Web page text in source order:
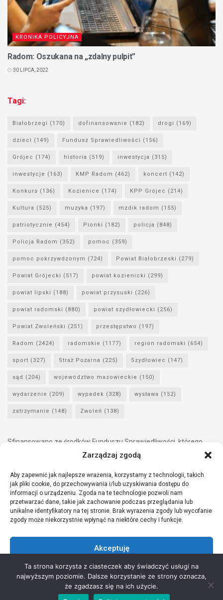
Zarządzaj zgodą
Aby zapewnić jak najlepsze wrażenia, korzystamy z technologii, takich
jak pliki cookie, do przechowywania i/lub uzyskiwania dostępu do
informacji o urządzeniu. Zgoda na te technologie pozwoli nam
przetwarzać dane, takie jak zachowanie podczas przeglądania lub
unikalne identyfikatory na tej stronie. Brak wyrażenia zgody lub wycofanie
zgody może niekorzystnie wpłynąć na niektóre cechy i funkcje.
Akceptuję
Odmów
Zobacz preferencje
KRONIKA POLICYJNA
Radom: Oszukana na „zdalny pulpit”
30 LIPCA, 2022
Tagi:
Białobrzegi (170) dofinansowanie (182) drogi (169)
dzieci (149) Fundusz Sprawiedliwości (156)
Grójec (174) historia (519) inwestycja (315)
inwestycje (163) KMP Radom (462) koncert (142)
Konkurs (136) Kozienice (174) KPP Grójec (214)
Kultura (525) muzyka (197) mzdik radom (155)
patriotycznie (454) Pionki (182) policja (848)
Policja Radom (352) pomoc (359)
pomoc pokrzywdzonym (724) Powiat Białobrzeski (279)
Powiat Grójecki (517) powiat kozienicki (299)
powiat lipski (188) powiat przysuski (226)
powiat radomski (880) powiat szydłowiecki (256)
Powiat Zwoleński (251) przestępstwo (197)
Radom (2424) radomskie (1177) region radomski (654)
sport (327) Straż Pożarna (225) Szydłowiec (147)
sąd (204) województwo mazowieckie (150)
wydarzenie (209) wypadek (328) wystawa (152)
zatrzymanie (148) Zwoleń (138)
Sfinansowano ze środków Funduszu Sprawiedliwości, którego
dysponentem jest Minister Sprawiedliwości.
Copyright © 2021 Stowarzyszenie Przyjaciół Zdrowia - Wszelkie prawa
Ta strona korzysta z ciasteczek aby świadczyć usługi na
najwyższym poziomie. Dalsze korzystanie ze strony oznacza,
że zgadzasz się na ich użycie.